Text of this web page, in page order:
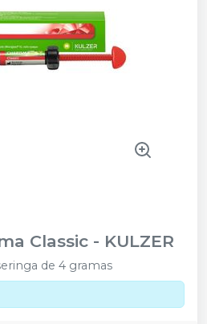
Classic - KULZER
de 4 gramas